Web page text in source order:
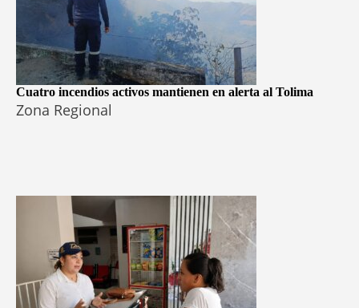
Cuatro incendios activos mantienen en alerta al Tolima
Zona Regional